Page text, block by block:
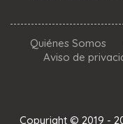
Quiénes Somos
Aviso de
Copyright © 2019 -